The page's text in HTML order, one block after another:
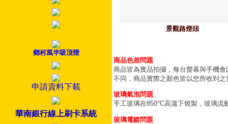
鄉村風半吸頂燈
申請資料下載
華南銀行線上刷卡系統
景觀路燈頭
商品色差問題
商品皆為實品拍攝，每台螢幕與手機
不同，商品實際之顏色皆以您所收到之
玻璃氣泡問題
手工玻璃在850°C高溫下燒製，玻璃
玻璃電鍍問題